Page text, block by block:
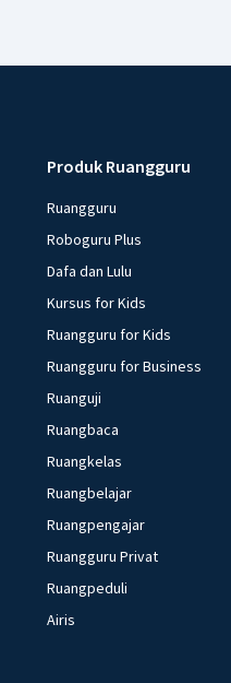
Produk Ruangguru
Ruangguru
Roboguru Plus
Dafa dan Lulu
Kursus for Kids
Ruangguru for Kids
Ruangguru for Business
Ruanguji
Ruangbaca
Ruangkelas
Ruangbelajar
Ruangpengajar
Ruangguru Privat
Ruangpeduli
Airis